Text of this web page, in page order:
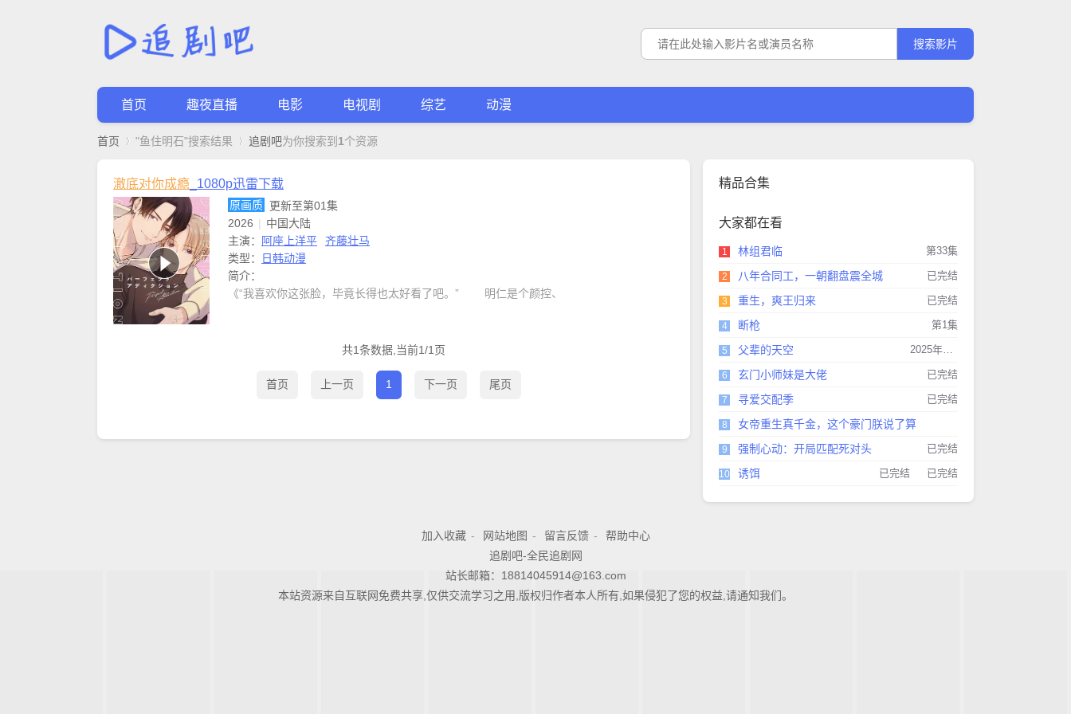
首页 趣夜直播 电影 电视剧 综艺 动漫
首页 "鱼住明石"搜索结果 追剧吧为你搜索到 1个资源
澈底对你成瘾 _1080p迅雷下载
原画质 更新至第01集
2026 | 中国大陆
主演：
阿座上洋平
齐藤壮马
类型：
日韩动漫
简介：
《“我喜欢你这张脸，毕竟长得也太好看了吧。” 明仁是个颜控、
共1条数据,当前1/1页
首页 上一页 1 下一页 尾页
精品合集
大家都在看
1 林组君临 第33集
2 八年合同工，一朝翻盘震全城 已完结
3 重生，爽王归来 已完结
4 断枪 第1集
5 父辈的天空 2025年10月18日上映
6 玄门小师妹是大佬 已完结
7 寻爱交配季 已完结
8 女帝重生真千金，这个豪门朕说了算
已完结
9 强制心动：开局匹配死对头
已完结
10 诱饵 已完结
加入收藏 - 网站地图 - 留言反馈 -
帮助中心
追剧吧-全民追剧网
站长邮箱：18814045914@163.com
本站资源来自互联网免费共享,仅供交流学习之用,版权归作者本人所有,如果侵犯了您的权益,请通知我们。